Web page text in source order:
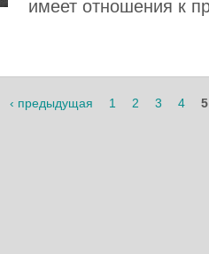
имеет отношения к
‹ предыдущая 1 2 3 4 5